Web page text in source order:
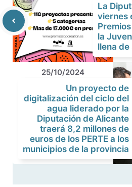
La
viernes
la
llena
25/10/2024
Un proyecto de
digitalización del ciclo del
agua liderado por la
Diputación de Alicante
traerá 8,2 millones de
euros de los PERTE a los
municipios de la provincia